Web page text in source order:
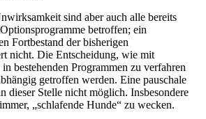
sind aber auch alle bereits
betroffen; ein
Fortbestand der bisherigen
nicht. Die Entscheidung, wie mit
bestehenden Programmen zu verfahren
getroffen werden. Eine pauschale
dieser Stelle nicht möglich. Insbesondere
„schlafende Hunde“ zu wecken.